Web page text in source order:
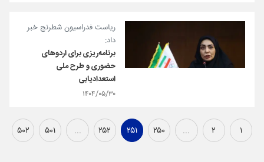
ریاست فدراسیون شطرنج خبر
داد:
برنامه‌ریزی برای اردوهای
حضوری و طرح ملی
استعدادیابی
۱۴۰۴/۰۵/۳۰
۱ ۲ ... ۲۵۰ ۲۵۱ ۲۵۲ ... ۵۰۱ ۵۰۲